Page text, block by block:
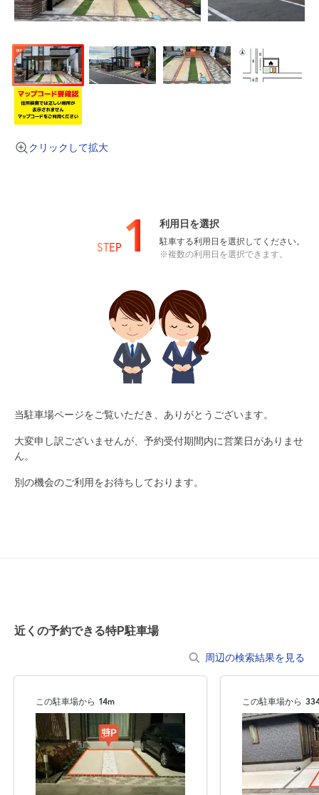
クリックして拡大
STEP 1 利用日を選択
駐車する利用日を選択してください。
※複数の利用日を選択できます。
当駐車場ページをご覧いただき、ありがとうございます。
大変申し訳ございませんが、予約受付期間内に営業日がありませ
ん。
別の機会のご利用をお待ちしております。
近くの予約できる特P駐車場
周辺の検索結果を見る
この駐車場から 14m この駐車場から